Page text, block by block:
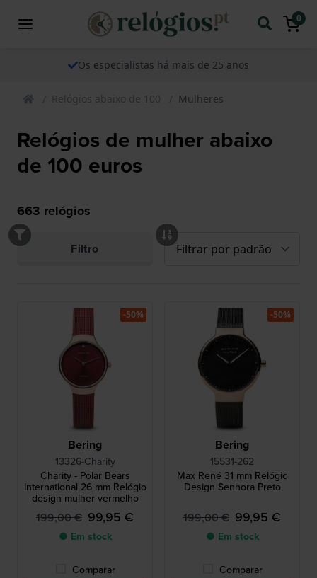
0
Os especialistas há mais de 25 anos
Relógios abaixo de 100 Mulheres
Relógios de mulher abaixo
de 100 euros
663 relógios
Filtro
Bering
13326-Charity
Charity - Polar Bears
International 26 mm Relógio
design mulher vermelho
199,00 € 99,95 €
● Em stock
Comparar
-50%
Bering
15531-262
Max René 31 mm Relógio
Design Senhora Preto
199,00 € 99,95 €
● Em stock
Comparar
-50%